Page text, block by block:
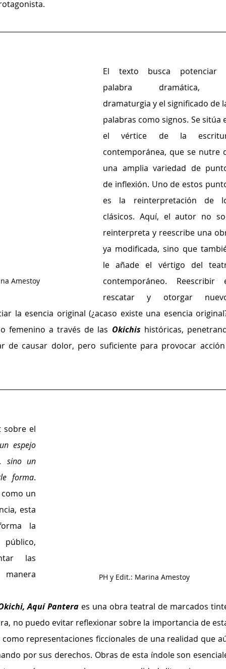
Amestoy
El texto busca potenciar
palabra dramática,
dramaturgia y el significado de
palabras como signos. Se sitúa
el vértice de la
contemporánea, que se nutre
una amplia variedad de
de inflexión. Uno de estos
es la reinterpretación de
clásicos. Aquí, el autor no
reinterpreta y reescribe una
ya modificada, sino que
le añade el vértigo del
contemporáneo. Reescribir
rescatar y otorgar
la esencia original (¿acaso existe una esencia
femenino a través de las Okichis históricas,
de causar dolor, pero suficiente para provocar
PH y Edit.: Marina Amestoy
sobre el
espejo
sino un
forma.
un
esta
la
las
Aquí Pantera es una obra teatral de marcados
no puedo evitar reflexionar sobre la importancia de
representaciones ficcionales de una realidad que
por sus derechos. Obras de esta índole son